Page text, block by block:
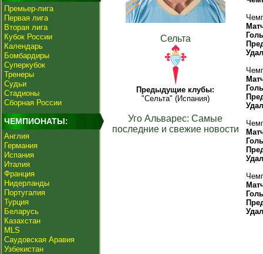
Премьер-лига
Первая лига
Вторая лига
Кубок России
Календарь
Бомбардиры
Суперкубок
Тренеры
Судьи
Стадионы
Сборная России
ЧЕМПИОНАТЫ:
Англия
Германия
Испания
Италия
Франция
Нидерланды
Португалия
Турция
Беларусь
Казахстан
MLS
Саудовская Аравия
Узбекистан
Сельта
Предыдущие клубы:
"Сельта" (Испания)
Уго Альварес: Самые
последние и свежие новости